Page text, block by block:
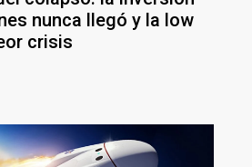
nunca llegó y la low
crisis